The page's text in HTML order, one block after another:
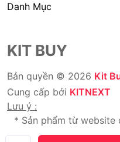
Danh Mục
KIT BUY
Bản quyền © 2026 Kit
Cung cấp bởi KITNEXT
Lưu ý :
* Sản phẩm từ
* Chúng tôi không bán